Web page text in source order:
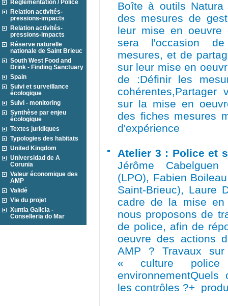
Réglementation / Police
Relation activités-
pressions-impacts
Relation activités-
pressions-impacts
Réserve naturelle
nationale de Saint Brieuc
South West Food and
Drink - Finding Sanctuary
Spain
Suivi et surveillance
écologique
Suivi - monitoring
Synthèse par enjeu
écologique
Textes juridiques
Typologies des habitats
United Kingdom
Universidad de A
Corunia
Valeur économique des
AMP
Validé
Vie du projet
Xuntia Galicia -
Conselleria do Mar
Boîte à outils
des mesures de
leur mise en oeuvre
sera l'occasion
mesures, et de
sur leur mise en
de :Définir les
cohérentes,Partager
sur la mise en
des fiches mesures
d'expérience
Atelier 3 : Police et
Jérôme
(LPO), Fabien
Saint-Brieuc), Laure
cadre de la mise
nous proposons de
de police, afin de
oeuvre des actions
AMP ? Travaux
« culture
les contrôles ?+